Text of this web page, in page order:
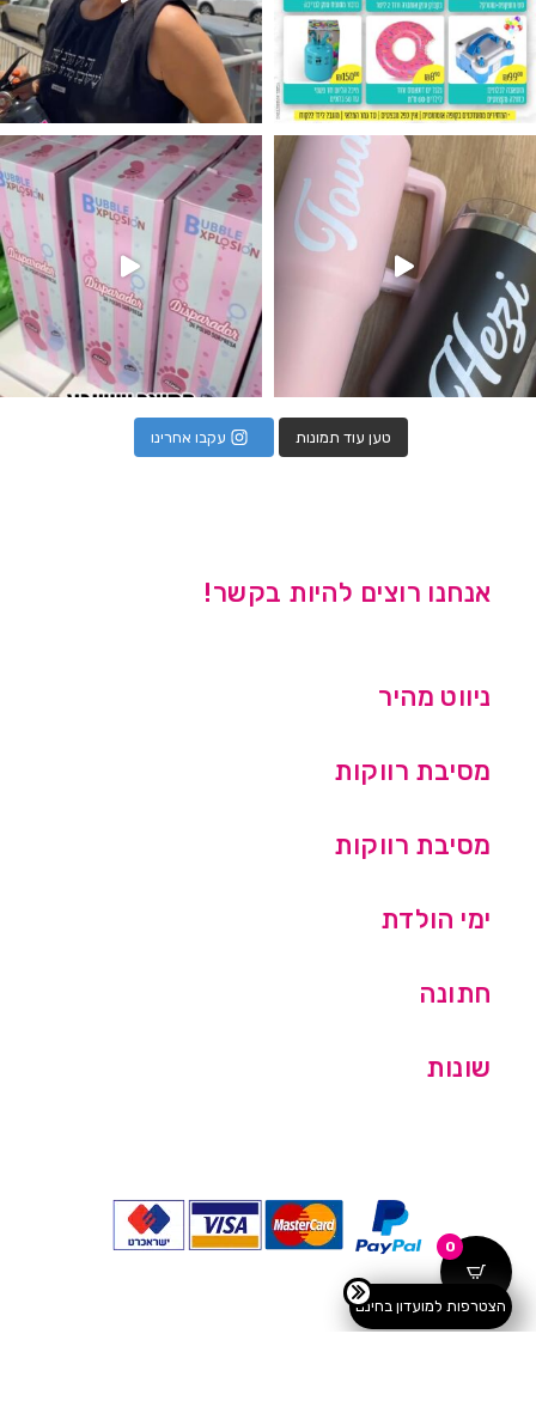
מטף לגילוי מין העובר חזר למלא
טען עוד תמונות עקבו אחרינו
אנחנו רוצים להיות בקשר!
ניווט מהיר
מסיבת רווקות
מסיבת רווקות
ימי הולדת
חתונה
שונות
0
הצטרפות למועדון בחינם